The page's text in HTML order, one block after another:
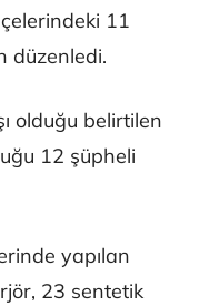
11
düzenledi.
olduğu belirtilen
12 şüpheli
yapılan
23 sentetik